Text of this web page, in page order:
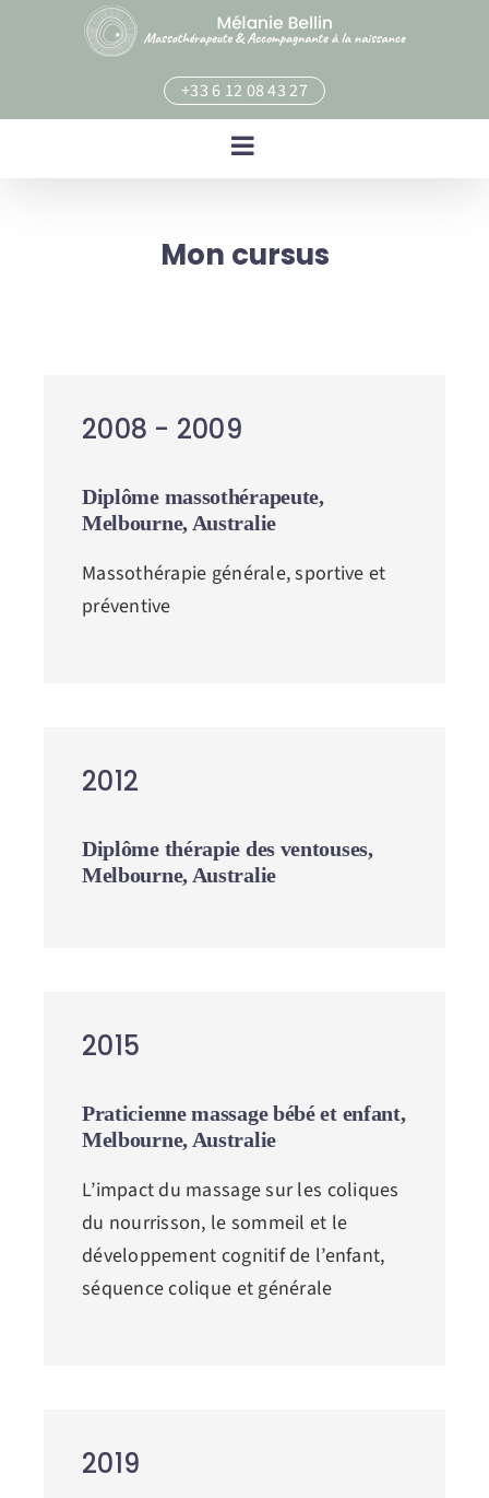
+33 6 12 08 43 27
Mon cursus
2008 - 2009
Diplôme massothérapeute,
Melbourne, Australie
Massothérapie générale, sportive et
préventive
2012
Diplôme thérapie des ventouses,
Melbourne, Australie
2015
Praticienne massage bébé et enfant,
Melbourne, Australie
L’impact du massage sur les coliques
du nourrisson, le sommeil et le
développement cognitif de l’enfant,
séquence colique et générale
2019